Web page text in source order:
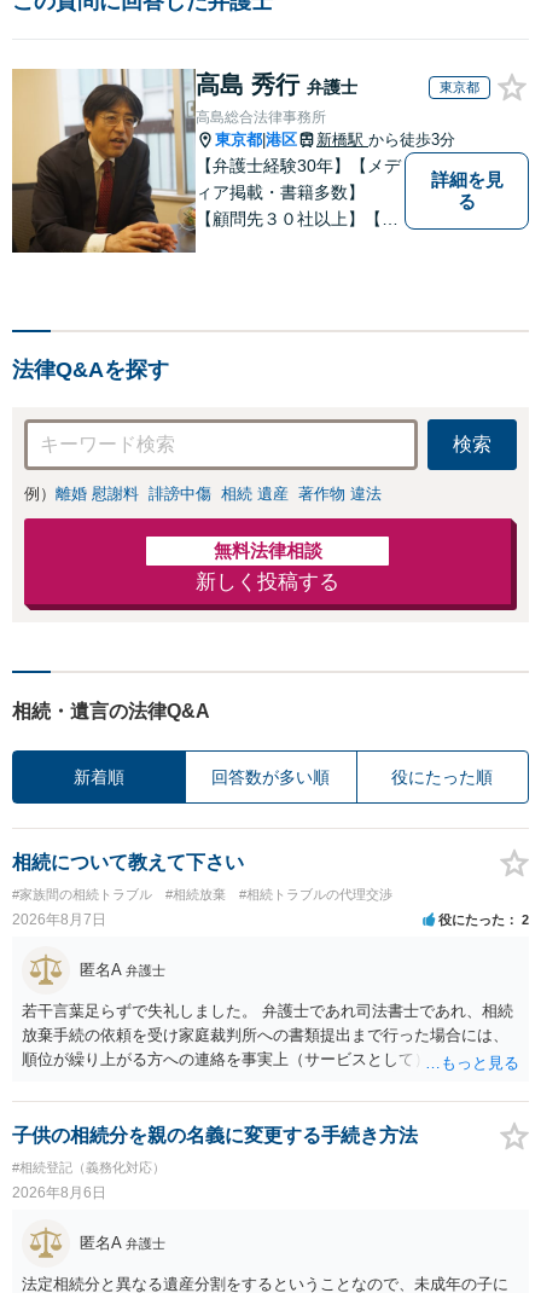
高島 秀行 弁護士 東京都
高島総合法律事務所
東京都 港区 新橋駅 から徒歩3分
【弁護士経験30年】【メデ
ィア掲載・書籍多数】
【顧問先３０社以上】【相
詳細を見
る
法律Q&Aを探す
検索
例） 離婚 慰謝料 誹謗中傷 相続 遺産 著作物 違法
無料法律相談
新しく投稿する
相続・遺言の法律Q&A
新着順 回答数が多い順 役にたった順
相続について教えて下さい
#家族間の相続トラブル #相続放棄 #相続トラブルの代理交渉
2026年8月7日 役にたった 2
匿名A 弁護士
若干言葉足らずで失礼しました。 弁護士であれ司法書士であれ、相続
放棄手続の依頼を受け家庭裁判所への書類提出まで行った場合には、
順位が繰り上がる方への連絡を事実上（サービスとして）行うことは
できない、という意味でした。
子供の相続分を親の名義に変更する手続き方法
#相続登記（義務化対応）
2026年8月6日
匿名A 弁護士
法定相続分と異なる遺産分割をするということなので、未成年の子に